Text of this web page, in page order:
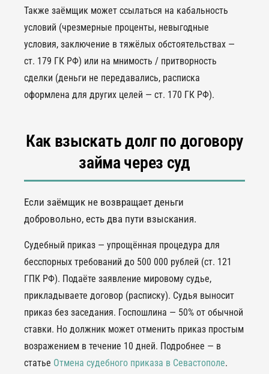
Также заёмщик может ссылаться на кабальность
условий (чрезмерные проценты, невыгодные
условия, заключение в тяжёлых обстоятельствах —
ст. 179 ГК РФ) или на мнимость / притворность
сделки (деньги не передавались, расписка
оформлена для других целей — ст. 170 ГК РФ).
Как взыскать долг по договору
займа через суд
Если заёмщик не возвращает деньги
добровольно, есть два пути взыскания.
Судебный приказ — упрощённая процедура для
бесспорных требований до 500 000 рублей (ст. 121
ГПК РФ). Подаёте заявление мировому судье,
прикладываете договор (расписку). Судья выносит
приказ без заседания. Госпошлина — 50% от обычной
ставки. Но должник может отменить приказ простым
возражением в течение 10 дней. Подробнее — в
статье Отмена судебного приказа в Севастополе.